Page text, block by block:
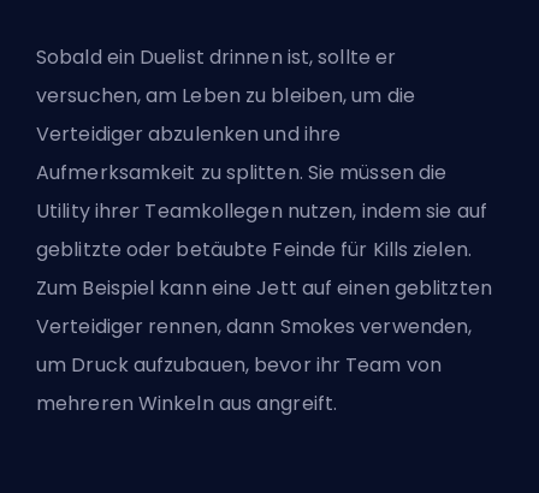
Sobald ein Duelist drinnen ist, sollte er
versuchen, am Leben zu bleiben, um die
Verteidiger abzulenken und ihre
Aufmerksamkeit zu splitten. Sie müssen die
Utility ihrer Teamkollegen nutzen, indem sie auf
geblitzte oder betäubte Feinde für Kills zielen.
Zum Beispiel kann eine Jett auf einen geblitzten
Verteidiger rennen, dann Smokes verwenden,
um Druck aufzubauen, bevor ihr Team von
mehreren Winkeln aus angreift.